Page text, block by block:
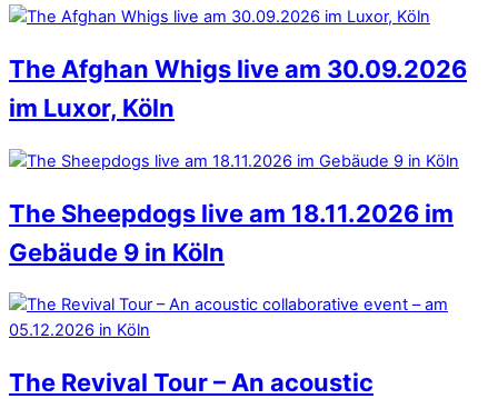
The Afghan Whigs live am 30.09.2026
im Luxor, Köln
The Sheepdogs live am 18.11.2026 im
Gebäude 9 in Köln
The Revival Tour – An acoustic